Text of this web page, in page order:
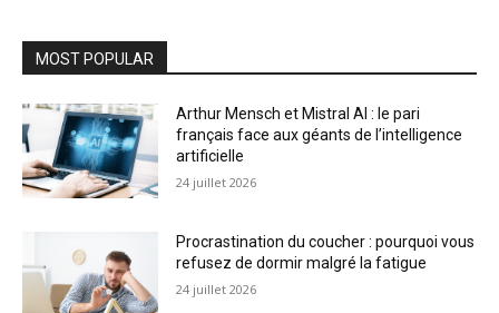
MOST POPULAR
Arthur Mensch et Mistral AI : le pari
français face aux géants de l’intelligence
artificielle
24 juillet 2026
Procrastination du coucher : pourquoi vous
refusez de dormir malgré la fatigue
24 juillet 2026